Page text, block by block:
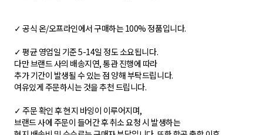
✓ 공식 온/오프라인에서 구매하는 100% 정품입니다.
✓ 평균 영업일 기준 5-14일 정도 소요됩니다.
다만 브랜드 사의 배송지연, 통관 진행에 따라
추가 기간이 발생될 수 있는 점 양해 부탁드립니다.
여유있게 주문하시는 것을 추천 드립니다.
✓ 주문 확인 후 현지 바잉이 이루어지며,
브랜드 사에 주문이 들어간 후 취소 요청 시 발생하는